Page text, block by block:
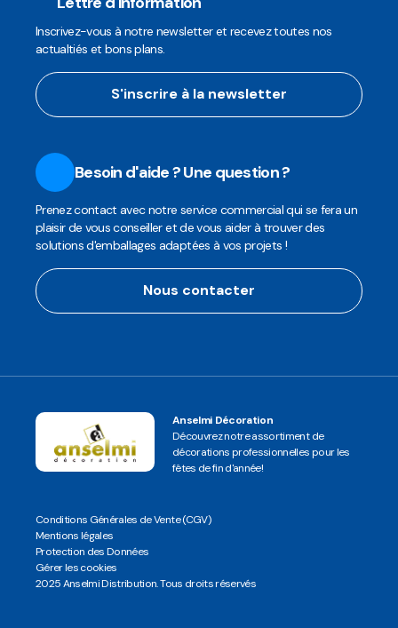
Inscrivez-vous à notre newsletter et recevez toutes nos
actualtiés et bons plans.
S'inscrire à la newsletter
Besoin d'aide ? Une question ?
Prenez contact avec notre service commercial qui se fera un
plaisir de vous conseiller et de vous aider à trouver des
solutions d'emballages adaptées à vos projets !
Nous contacter
Anselmi Décoration
Découvrez notre assortiment de
décorations professionnelles pour les
fêtes de fin d'année!
Conditions Générales de Vente (CGV)
Mentions légales
Protection des Données
Gérer les cookies
2025 Anselmi Distribution. Tous droits réservés